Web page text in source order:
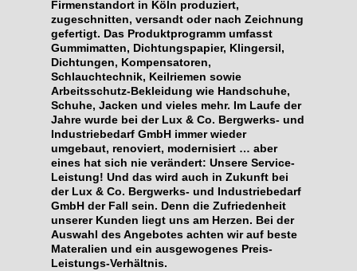
Firmenstandort in Köln produziert,
zugeschnitten, versandt oder nach Zeichnung
gefertigt. Das Produktprogramm umfasst
Gummimatten, Dichtungspapier, Klingersil,
Dichtungen, Kompensatoren,
Schlauchtechnik, Keilriemen sowie
Arbeitsschutz-Bekleidung wie Handschuhe,
Schuhe, Jacken und vieles mehr. Im Laufe der
Jahre wurde bei der Lux & Co. Bergwerks- und
Industriebedarf GmbH immer wieder
umgebaut, renoviert, modernisiert … aber
eines hat sich nie verändert: Unsere Service-
Leistung! Und das wird auch in Zukunft bei
der Lux & Co. Bergwerks- und Industriebedarf
GmbH der Fall sein. Denn die Zufriedenheit
unserer Kunden liegt uns am Herzen. Bei der
Auswahl des Angebotes achten wir auf beste
Materalien und ein ausgewogenes Preis-
Leistungs-Verhältnis.